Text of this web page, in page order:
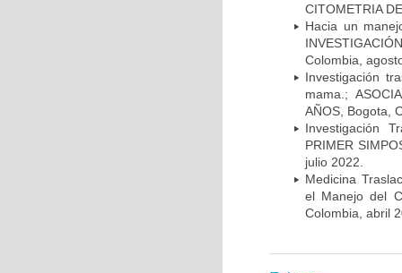
CITOMETRIA
Hacia un
Colombia,
Investigación
mama.;
AÑOS, Bogota,
Investigación
PRIMER
julio 2022.
Medicina
el Manejo del
Colombia, abril